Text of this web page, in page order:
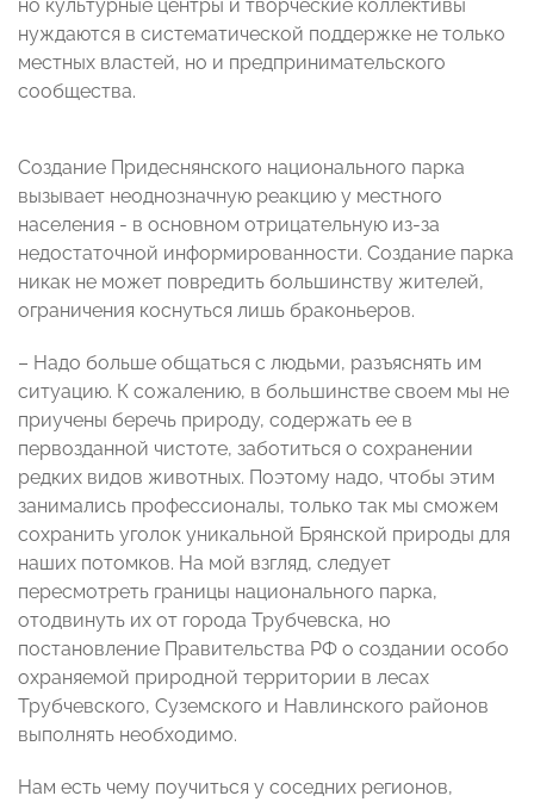
но культурные центры и творческие коллективы
нуждаются в систематической поддержке не только
местных властей, но и предпринимательского
сообщества.
Создание Придеснянского национального парка
вызывает неоднозначную реакцию у местного
населения - в основном отрицательную из-за
недостаточной информированности. Создание парка
никак не может повредить большинству жителей,
ограничения коснуться лишь браконьеров.
– Надо больше общаться с людьми, разъяснять им
ситуацию. К сожалению, в большинстве своем мы не
приучены беречь природу, содержать ее в
первозданной чистоте, заботиться о сохранении
редких видов животных. Поэтому надо, чтобы этим
занимались профессионалы, только так мы сможем
сохранить уголок уникальной Брянской природы для
наших потомков. На мой взгляд, следует
пересмотреть границы национального парка,
отодвинуть их от города Трубчевска, но
постановление Правительства РФ о создании особо
охраняемой природной территории в лесах
Трубчевского, Суземского и Навлинского районов
выполнять необходимо.
Нам есть чему поучиться у соседних регионов,